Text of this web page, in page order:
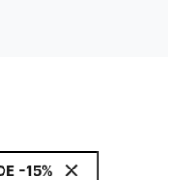
-15%